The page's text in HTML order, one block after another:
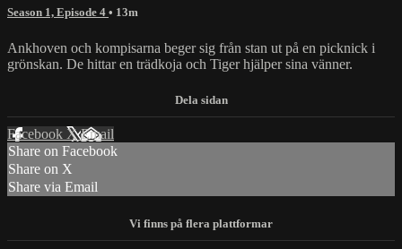
Season 1, Episode 4 • 13m
Ankhoven och kompisarna beger sig från stan ut på en picknick i
grönskan. De hittar en trädkoja och Tiger hjälper sina vänner.
Facebook XEmail
Share on Facebook
Share on X
Share via Email